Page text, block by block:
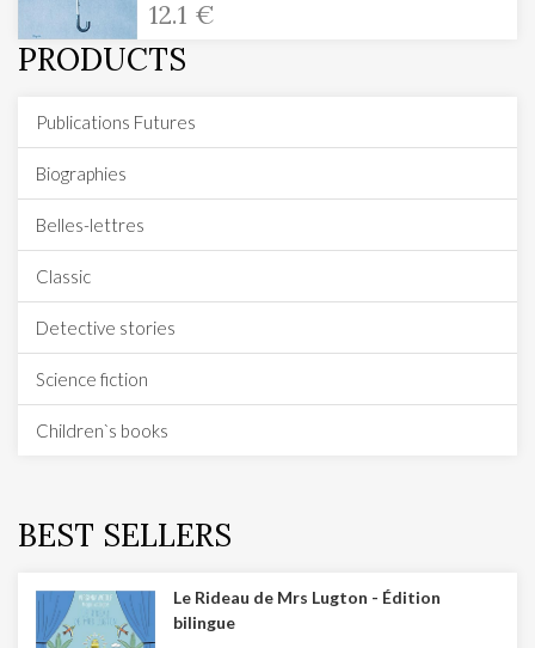
12.1 €
PRODUCTS
Publications Futures
Biographies
Belles-lettres
Classic
Detective stories
Science fiction
Children`s books
BEST SELLERS
Le Rideau de Mrs Lugton - Édition
bilingue